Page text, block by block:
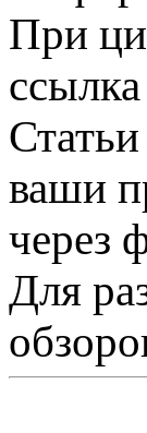
При
ваши
через
Для